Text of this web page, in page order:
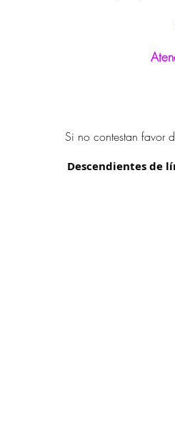
Si no contestan favor
Descendientes de